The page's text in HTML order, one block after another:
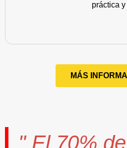
práctica
MÁS
" El 70%